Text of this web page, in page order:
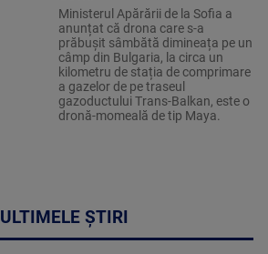
Ministerul Apărării de la Sofia a
anunțat că drona care s-a
prăbușit sâmbătă dimineața pe un
câmp din Bulgaria, la circa un
kilometru de stația de comprimare
a gazelor de pe traseul
gazoductului Trans-Balkan, este o
dronă-momeală de tip Maya.
ULTIMELE ȘTIRI